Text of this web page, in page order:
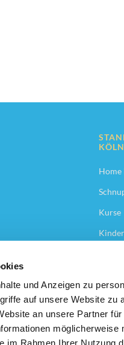
und Anzeigen zu
auf unsere Website
an unsere Partner
im Rahmen Ihrer Nutzung
KÖLN
Home
Kurse